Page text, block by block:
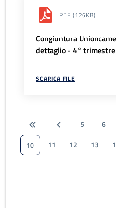
PDF (126KB)
Congiuntura
dettaglio - 4°
SCARICA FILE
5 6
10
11 12 13